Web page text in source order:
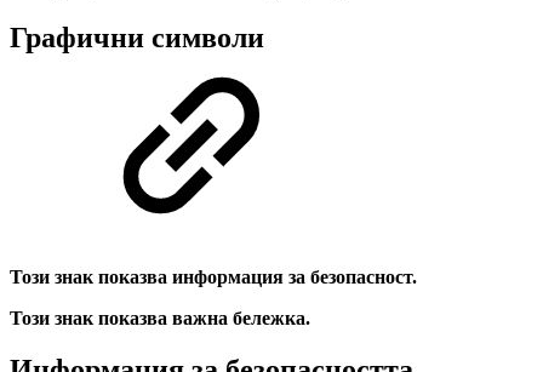
Графични символи
Този знак показва информация за безопасност.
Този знак показва важна бележка.